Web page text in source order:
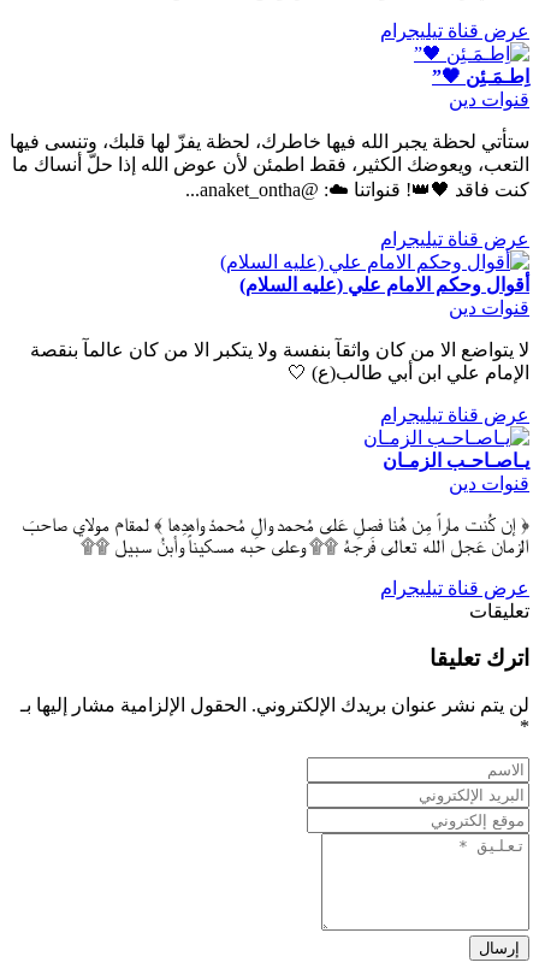
عرض قناة تيليجرام
اِطـمَـئِن 🖤”
قنوات دين
ستأتي لحظة يجبر الله فيها خاطرك، لحظة يفزّ لها قلبك، وتنسى فيها
التعب، ويعوضك الكثير، فقط اطمئن لأن عوض الله إذا حلّ أنساك ما
كنت فاقد 🖤👑! قنواتنا ☁️: @anaket_ontha...
عرض قناة تيليجرام
أقوال وحكم الامام علي (عليه السلام)
قنوات دين
لا يتواضع الا من كان واثقآ بنفسة ولا يتكبر الا من كان عالمآ بنقصة
الإمام علي ابن أبي طالب(ع) 🤍
عرض قناة تيليجرام
يـاصـاحـب الزمـان
قنوات دين
﴿ إن كُنت ماراً مِن هُنا فصلِ عَلى مُحمد والِ مُحمدْ واهدِها ﴾ لمقام مولاي صاحبَ
الزمان عَجل الله تعالى فَرجهُ ۩۩ وعلى حبه مسكيناً وأبنُ سبيل ۩۩
عرض قناة تيليجرام
تعليقات
اترك تعليقا
لن يتم نشر عنوان بريدك الإلكتروني. الحقول الإلزامية مشار إليها بـ
*
إرسال